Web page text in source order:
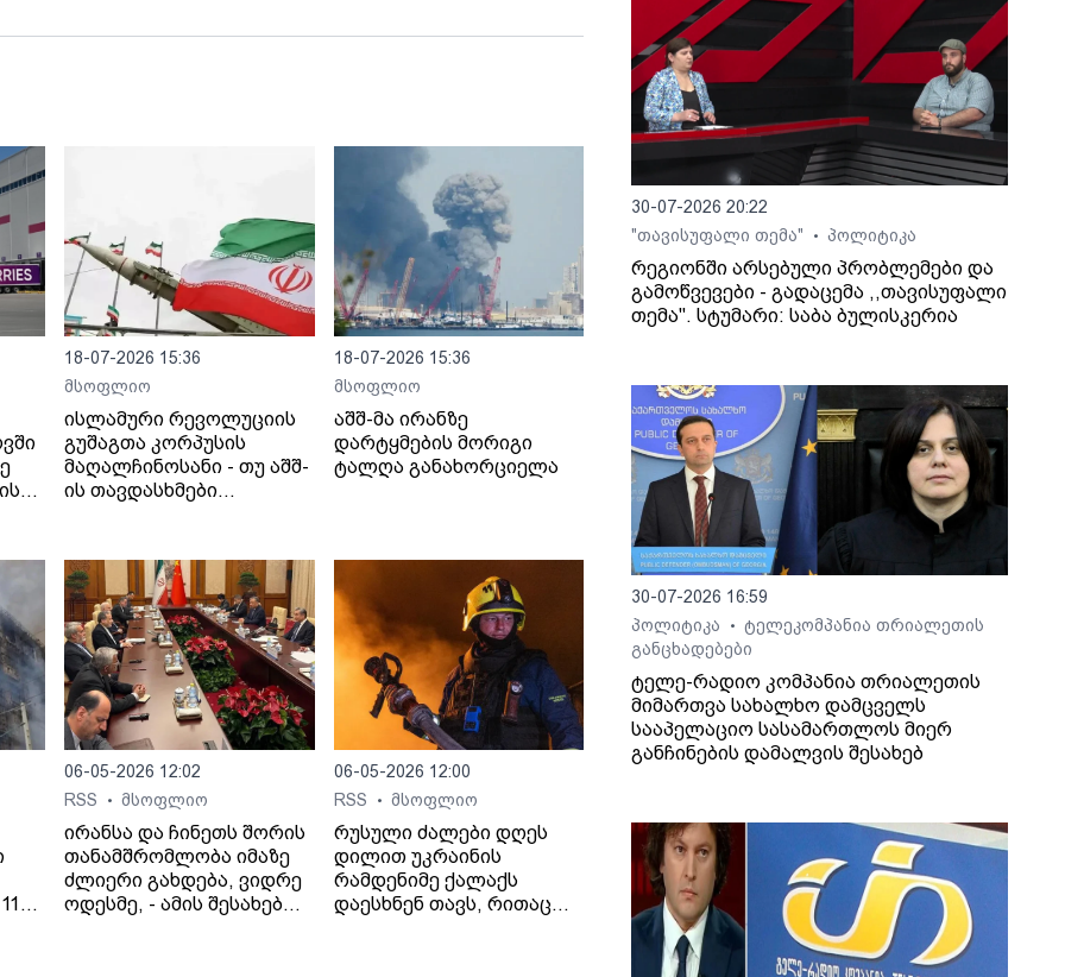
18-07-2026 15:36
მსოფლიო
ისლამური რევოლუციის
გუშაგთა კორპუსის
მაღალჩინოსანი - თუ აშშ-
ის თავდასხმები
შეტევითი ოპერაციების
ფაზაში გადავალთ.
18-07-2026 15:36
მსოფლიო
აშშ-მა ირანზე
დარტყმების მორიგი
ტალღა განახორციელა
06-05-2026 12:02
RSS
• მსოფლიო
ირანსა და ჩინეთს შორის
თანამშრომლობა იმაზე
ძლიერი გახდება, ვიდრე
ოდესმე, - ამის შესახებ
06-05-2026 12:00
RSS
• მსოფლიო
რუსული ძალები დღეს
დილით უკრაინის
რამდენიმე ქალაქს
დაესხნენ თავს, რითაც
30-07-2026 20:22
"თავისუფალი თემა"
• პოლიტიკა
რეგიონში არსებული პრობლემები და
გამოწვევები - გადაცემა ,,თავისუფალი
თემა". სტუმარი: საბა ბულისკერია
30-07-2026 16:59
პოლიტიკა
•
ტელეკომპანია თრიალეთის
განცხადებები
ტელე-რადიო კომპანია თრიალეთის
მიმართვა სახალხო დამცველს
სააპელაციო სასამართლოს მიერ
განჩინების დამალვის შესახებ